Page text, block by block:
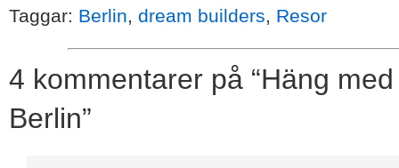
Taggar: Berlin, dream builders, Resor
4 kommentarer på “Häng
Berlin”